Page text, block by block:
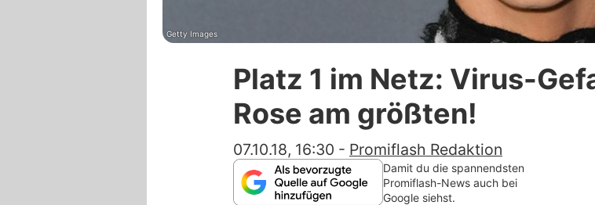
Impressum
Getty Images
Platz 1 im Netz: Virus-
Rose am größten!
07.10.18, 16:30 - Promiflash Redaktion
Damit du die spannendsten
Promiflash-News auch bei
Google siehst.